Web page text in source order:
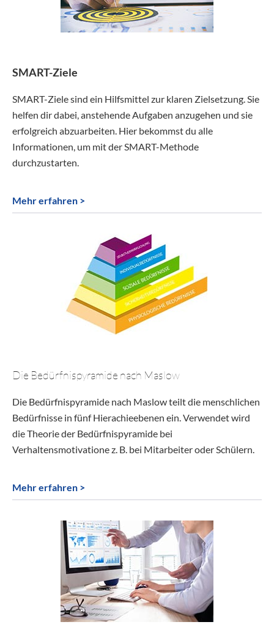
SMART-Ziele
SMART-Ziele sind ein Hilfsmittel zur klaren Zielsetzung. Sie
helfen dir dabei, anstehende Aufgaben anzugehen und sie
erfolgreich abzuarbeiten. Hier bekommst du alle
Informationen, um mit der SMART-Methode
durchzustarten.
Mehr erfahren >
Die Bedürfnispyramide nach Maslow
Die Bedürfnispyramide nach Maslow teilt die menschlichen
Bedürfnisse in fünf Hierachieebenen ein. Verwendet wird
die Theorie der Bedürfnispyramide bei
Verhaltensmotivatione z. B. bei Mitarbeiter oder Schülern.
Mehr erfahren >